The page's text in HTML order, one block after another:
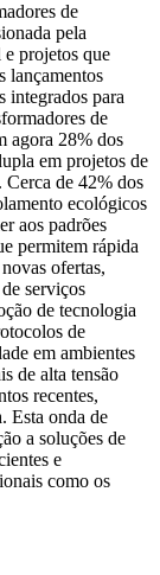
de
pela
e projetos que
lançamentos
integrados para
de
agora 28% dos
em projetos de
Cerca de 42% dos
ecológicos
aos padrões
permitem rápida
ofertas,
serviços
de tecnologia
de
em ambientes
de alta tensão
recentes,
Esta onda de
a soluções de
e
como os